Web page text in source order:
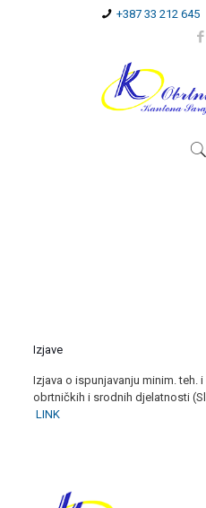
+387 33 212 645
Izjave
Izjava o ispunjavanju minim. teh.
obrtničkih i srodnih djelatnosti
LINK